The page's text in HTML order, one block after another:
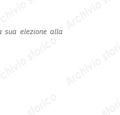
elezione alla